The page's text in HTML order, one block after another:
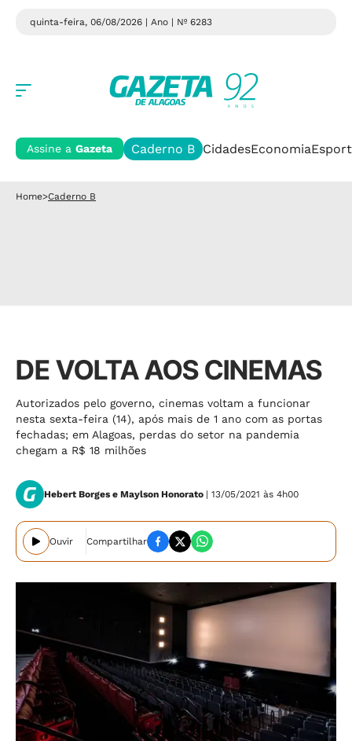
quinta-feira, 06/08/2026 | Ano | Nº 6283
Assine a Gazeta Caderno B CidadesEconomia
Home>Caderno B
DE VOLTA AOS CINEMAS
Autorizados pelo governo, cinemas voltam a funcionar
nesta sexta-feira (14), após mais de 1 ano com as portas
fechadas; em Alagoas, perdas do setor na pandemia
chegam a R$ 18 milhões
Hebert Borges e Maylson Honorato | 13/05/2021 às 4h00
Ouvir Compartilhar